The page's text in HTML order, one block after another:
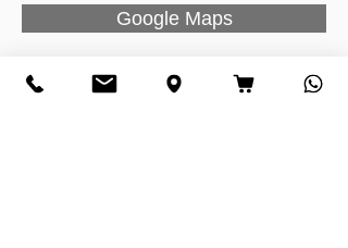
Google Maps
Contatto